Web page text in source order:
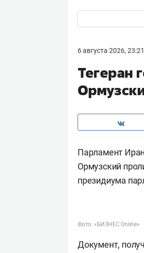
6 августа 2026, 23:21
Тегеран
Парламент
Ормузский
президиума
Фото: «БИЗНЕС Online»
Документ,